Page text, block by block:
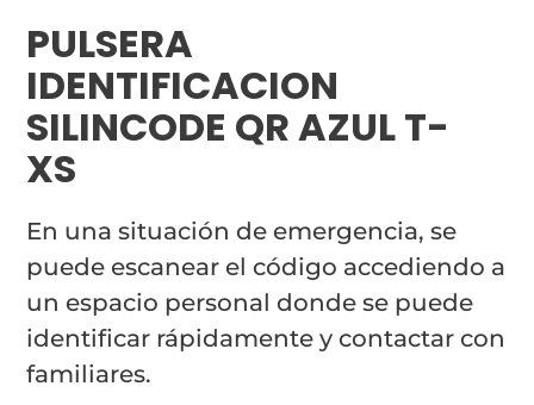
PULSERA
IDENTIFICACION
SILINCODE QR AZUL T-
XS
En una situación de emergencia, se
puede escanear el código accediendo a
un espacio personal donde se puede
identificar rápidamente y contactar con
familiares.